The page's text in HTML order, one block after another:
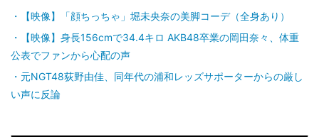
【映像】「顔ちっちゃ」堀未央奈の美脚コーデ（全身あり）
【映像】身長156cmで34.4キロ AKB48卒業の岡田奈々、体重
公表でファンから心配の声
元NGT48荻野由佳、同年代の浦和レッズサポーターからの厳し
い声に反論